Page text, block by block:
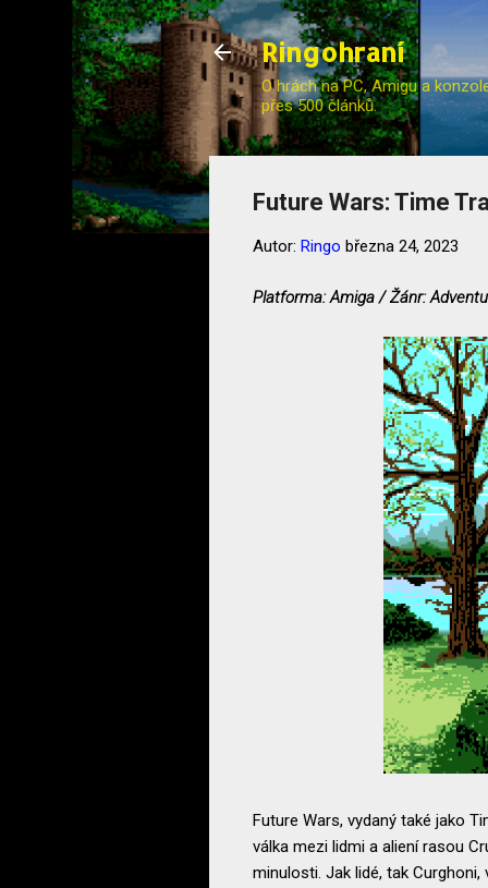
Ringohraní
O hrách na PC, Amigu a
přes 500 článků.
Future Wars: Time
Autor: Ringo března 24, 2023
Platforma: Amiga / Žánr:
Future Wars, vydaný také jako
válka mezi lidmi a aliení rasou
minulosti. Jak lidé, tak